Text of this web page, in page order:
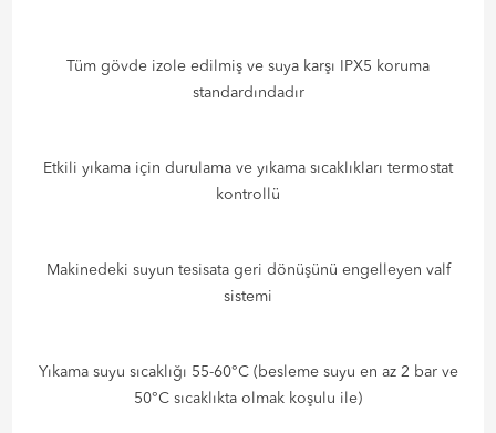
Tüm gövde izole edilmiş ve suya karşı IPX5 koruma
standardındadır
Etkili yıkama için durulama ve yıkama sıcaklıkları termostat
kontrollü
Makinedeki suyun tesisata geri dönüşünü engelleyen valf
sistemi
Yıkama suyu sıcaklığı 55-60°C (besleme suyu en az 2 bar ve
50°C sıcaklıkta olmak koşulu ile)